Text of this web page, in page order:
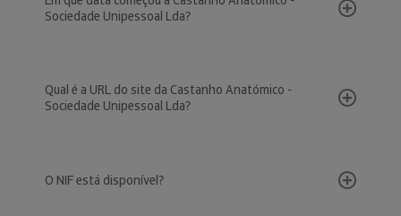
Sociedade Unipessoal Lda?
Qual é a URL do site da Castanho Anatómico -
Sociedade Unipessoal Lda?
O NIF está disponível?